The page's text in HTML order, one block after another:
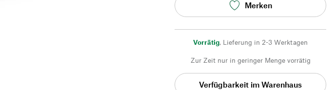
Merken
Vorrätig, Lieferung in 2-3 Werktagen
Zur Zeit nur in geringer Menge vorrätig
Verfügbarkeit im Warenhaus